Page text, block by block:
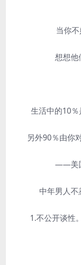
当你
想想他
生活中的10％
另外90％由你
——美
中年男人不
1.不公开谈性